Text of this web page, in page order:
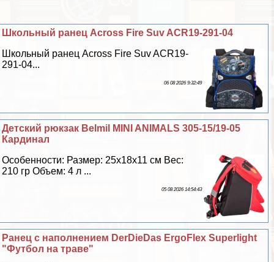
Школьный ранец Across Fire Suv ACR19-291-04
Школьный ранец Across Fire Suv ACR19-
291-04...
06 08 2026 9:32:49
Детский рюкзак Belmil MINI ANIMALS 305-15/19-05
Кардинал
Особенности: Размер: 25х18х11 см Вес:
210 гр Объем: 4 л ...
05 08 2026 14:54:43
Ранец с наполнением DerDieDas ErgoFlex Superlight
"Футбол на траве"